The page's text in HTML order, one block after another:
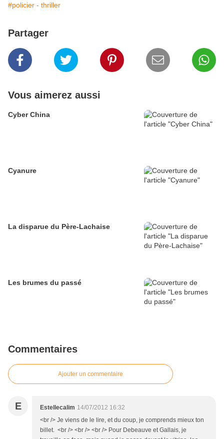
#policier - thriller
Partager
Vous aimerez aussi
Cyber China
Cyanure
La disparue du Père-Lachaise
Les brumes du passé
Commentaires
Ajouter un commentaire
E Estellecalim 14/07/2012 16:32
<br /> Je viens de le lire, et du coup, je comprends mieux ton
billet. <br /> <br /> <br /> Pour Debeauve et Gallais, je